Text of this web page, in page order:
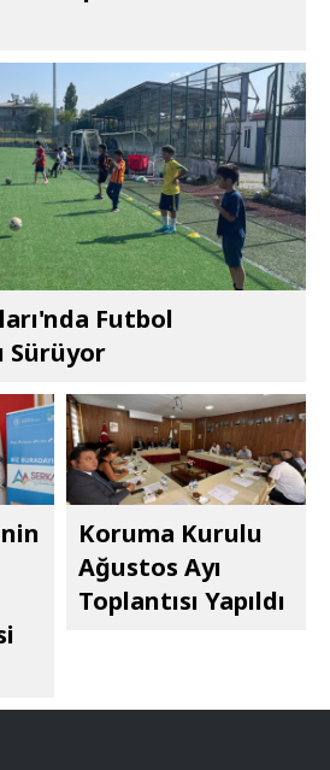
Futbol
Sürüyor
Koruma Kurulu
Ağustos Ayı
Toplantısı Yapıldı